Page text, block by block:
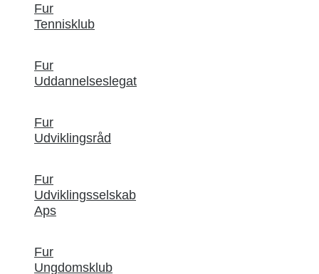
Fur
Tennisklub
Fur
Uddannelseslegat
Fur
Udviklingsråd
Fur
Udviklingsselskab
Aps
Fur
Ungdomsklub